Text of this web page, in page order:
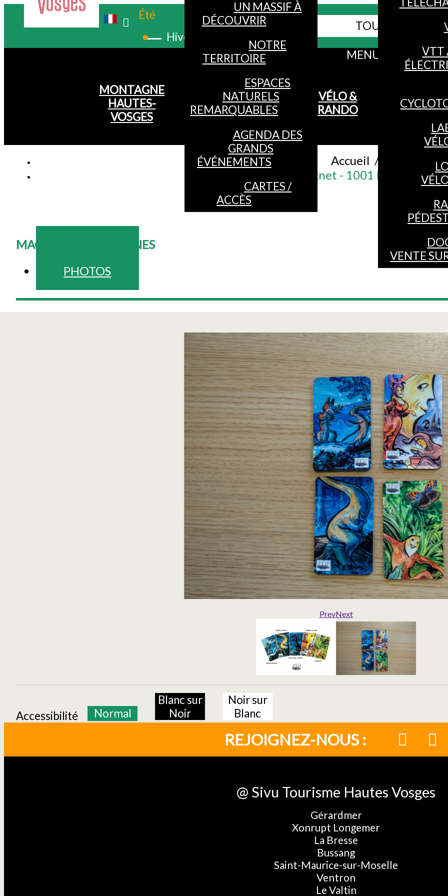
Été
Hiver
Webcams TOUS LES SITES
MENU
MONTAGNE
HAUTES-
VOSGES
UN MASSIF À
DÉCOUVRIR
NOTRE
TERRITOIRE
ESPACES
NATURELS
REMARQUABLES
AGENDA DES
GRANDS
ÉVÉNEMENTS
CARTES /
ACCÈS
VÉLO &
RANDO
VTT
VENTE
Accueil /
Magnet - 1001 Racines
MAGNET - 1001 RACINES
PHOTOS
PrevNext
Accessibilité Normal
Blanc sur
Noir
Noir sur
Blanc
REJOIGNEZ-NOUS :
@ Sivu Tourisme Hautes Vosges
Gérardmer
Xonrupt Longemer
La Bresse
Bussang
Saint-Maurice-sur-Moselle
Ventron
Le Valtin